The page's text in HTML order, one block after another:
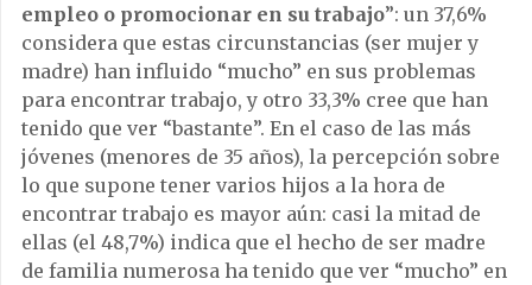
empleo o promocionar en su trabajo”: un 37,6%
considera que estas circunstancias (ser mujer y
madre) han influido “mucho” en sus problemas
para encontrar trabajo, y otro 33,3% cree que han
tenido que ver “bastante”. En el caso de las más
jóvenes (menores de 35 años), la percepción sobre
lo que supone tener varios hijos a la hora de
encontrar trabajo es mayor aún: casi la mitad de
ellas (el 48,7%) indica que el hecho de ser madre
de familia numerosa ha tenido que ver “mucho” en